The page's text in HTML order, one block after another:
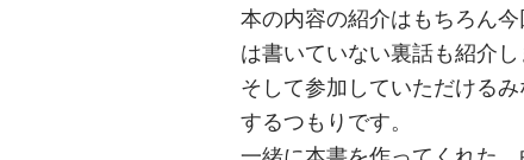
本の内容の紹介はもちろん
は書いていない裏話も紹介し
そして参加していただける
するつもりです。